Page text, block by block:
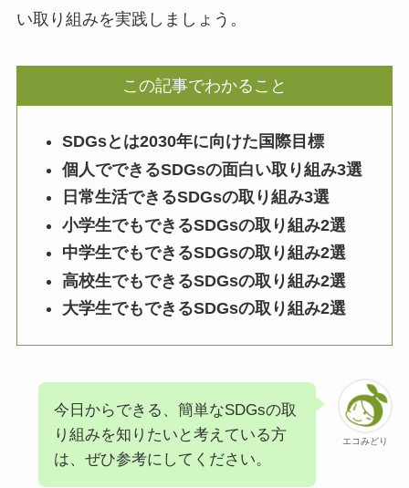
い取り組みを実践しましょう。
この記事でわかること
SDGsとは2030年に向けた国際目標
個人でできるSDGsの面白い取り組み3選
日常生活できるSDGsの取り組み3選
小学生でもできるSDGsの取り組み2選
中学生でもできるSDGsの取り組み2選
高校生でもできるSDGsの取り組み2選
大学生でもできるSDGsの取り組み2選
エコみどり
今日からできる、簡単なSDGsの取
り組みを知りたいと考えている方
は、ぜひ参考にしてください。